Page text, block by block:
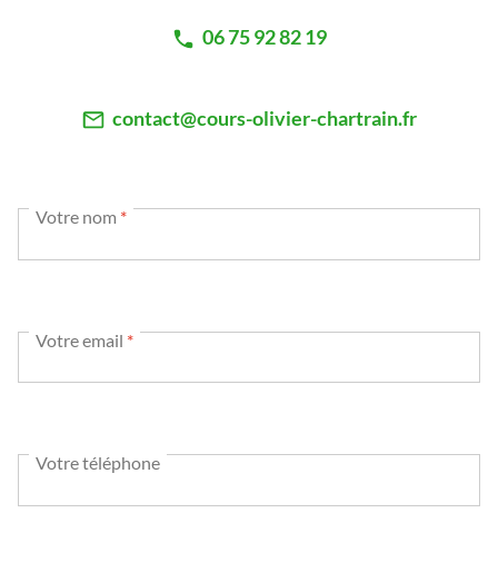
06 75 92 82 19
contact@cours-olivier-chartrain.fr
Votre nom *
Votre email *
Votre téléphone